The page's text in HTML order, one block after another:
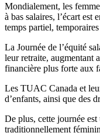
Mondialement, les
à bas salaires, l’écart
temps partiel,
La Journée de l’équité
leur retraite, augmentant
financière plus forte aux
Les TUAC Canada et
d’enfants, ainsi que des
De plus, cette journée
traditionnellement